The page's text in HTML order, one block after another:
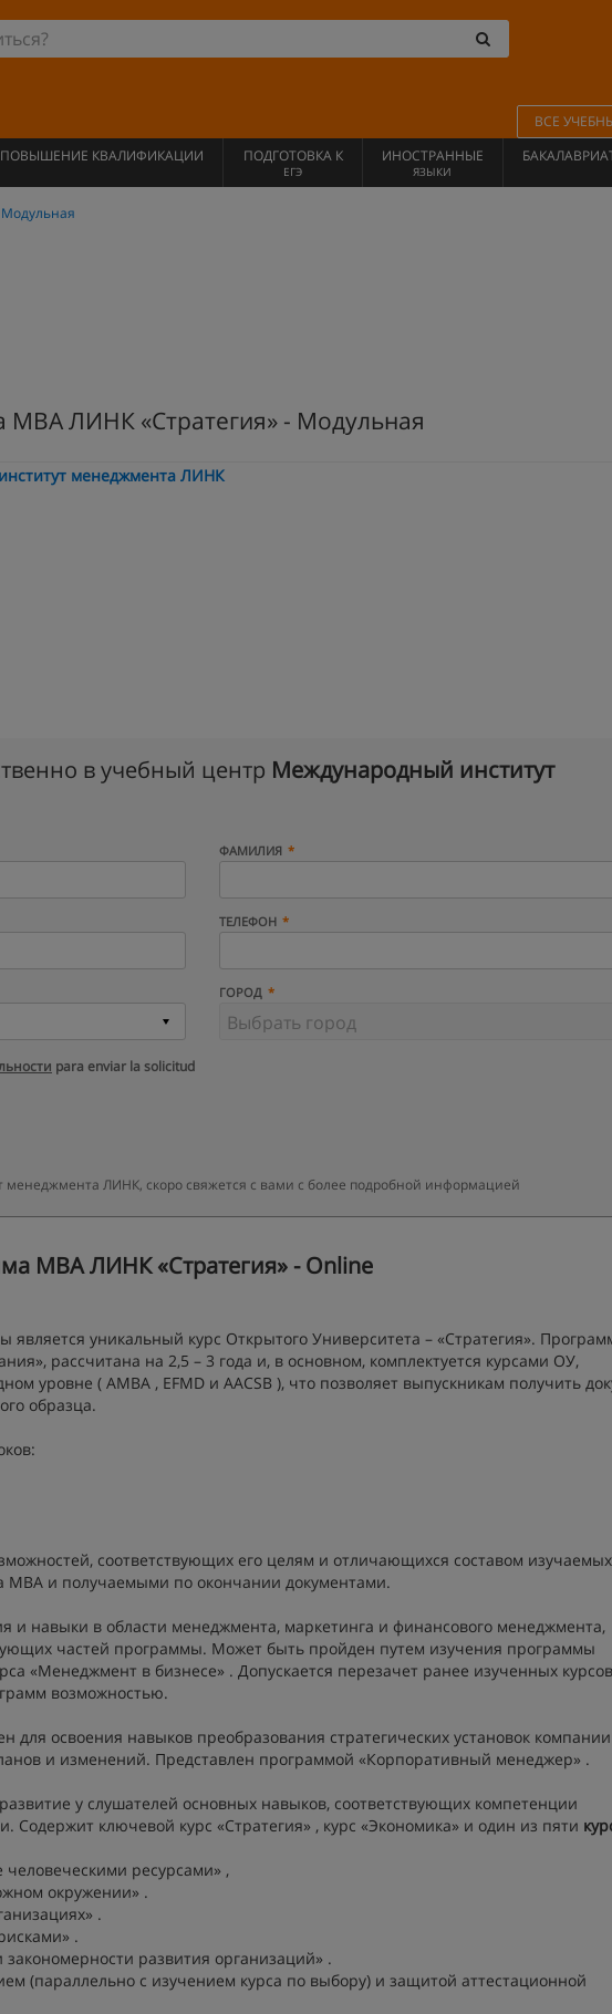
ВСЕ
ПОВЫШЕНИЕ КВАЛИФИКАЦИИ ПОДГОТОВКА К
ЕГЭ
ИНОСТРАННЫЕ
ЯЗЫКИ
Модульная
МВА ЛИНК «Стратегия» - Модульная
менеджмента ЛИНК
в учебный центр Международный институт
ФАМИЛИЯ
ТЕЛЕФОН
ГОРОД
para enviar la solicitud
ЛИНК, скоро свяжется с вами с более подробной информацией
МВА ЛИНК «Стратегия» - Online
уникальный курс Открытого Университета – «Стратегия».
рассчитана на 2,5 – 3 года и, в основном, комплектуется курсами ОУ,
уровне ( AMBA , EFMD и AACSB ), что позволяет выпускникам получить
образца.
соответствующих его целям и отличающихся составом изучаемых
и получаемыми по окончании документами.
и навыки в области менеджмента, маркетинга и финансового менеджмента,
частей программы. Может быть пройден путем изучения программы
«Менеджмент в бизнесе» . Допускается перезачет ранее изученных
возможностью.
для освоения навыков преобразования стратегических установок
и изменений. Представлен программой «Корпоративный менеджер» .
у слушателей основных навыков, соответствующих компетенции
ключевой курс «Стратегия» , курс «Экономика» и один из пяти
человеческими ресурсами» ,
окружении» .
.
.
развития организаций» .
(параллельно с изучением курса по выбору) и защитой аттестационной